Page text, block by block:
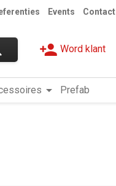
Events Contact
person_add Word klant
arrow_drop_down Prefab